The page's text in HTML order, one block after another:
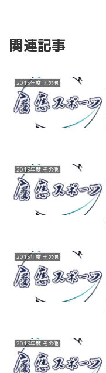
関連記事
2013年度 その他
2013年度 その他
2013年度 その他
2013年度 その他